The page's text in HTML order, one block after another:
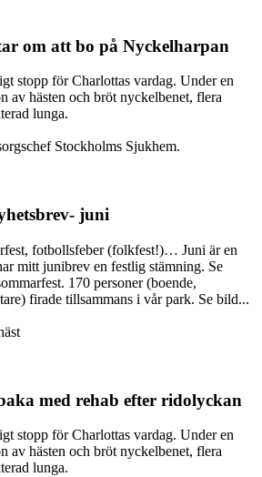
om att bo på Nyckelharpan
stopp för Charlottas vardag. Under en
av hästen och bröt nyckelbenet, flera
lunga.
juni
fotbollsfeber (folkfest!)… Juni är en
mitt junibrev en festlig stämning. Se
170 personer (boende,
firade tillsammans i vår park. Se bild...
med rehab efter ridolyckan
stopp för Charlottas vardag. Under en
av hästen och bröt nyckelbenet, flera
lunga.